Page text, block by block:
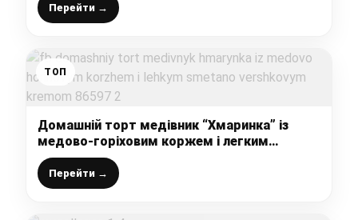
Перейти →
ТОП
Домашній торт медівник “Хмаринка” із
медово-горіховим коржем і легким
сметано-вершковим кремом
Перейти →